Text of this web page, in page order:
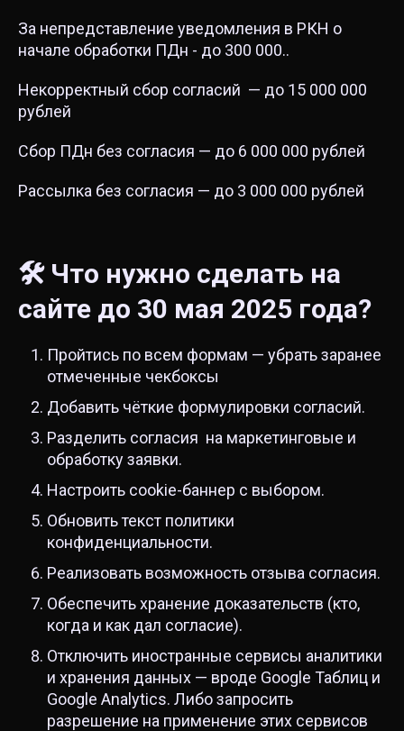
За непредставление уведомления в РКН о
начале обработки ПДн - до 300 000..
Некорректный сбор согласий — до 15 000 000
рублей
Сбор ПДн без согласия — до 6 000 000 рублей
Рассылка без согласия — до 3 000 000 рублей
🛠 Что нужно сделать на
сайте до 30 мая 2025 года?
Пройтись по всем формам — убрать заранее
отмеченные чекбоксы
Добавить чёткие формулировки согласий.
Разделить согласия на маркетинговые и
обработку заявки.
Настроить cookie-баннер с выбором.
Обновить текст политики
конфиденциальности.
Реализовать возможность отзыва согласия.
Обеспечить хранение доказательств (кто,
когда и как дал согласие).
Отключить иностранные сервисы аналитики
и хранения данных — вроде Google Таблиц и
Google Analytics. Либо запросить
разрешение на применение этих сервисов